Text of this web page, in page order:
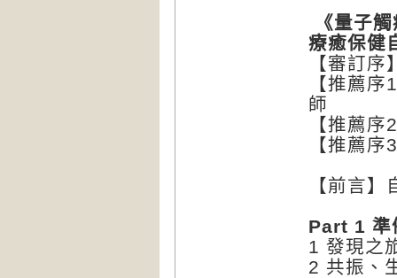
《量子
療癒保健
【審訂
【推薦
師
【推薦
【推薦
【前言
Part 1 準
1 發現之
2 共振、